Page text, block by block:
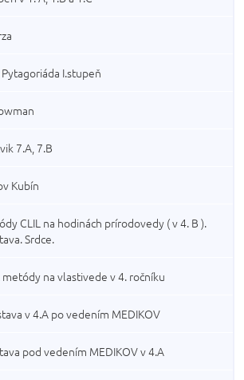
I.stupeň
7.A, 7.B
Kubín
CLIL na hodinách prírodovedy ( v 4. B ).
Srdce.
metódy na vlastivede v 4. ročníku
v 4.A po vedením MEDIKOV
pod vedením MEDIKOV v 4.A